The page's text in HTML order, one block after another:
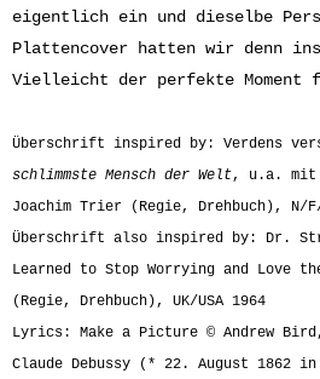
eigentlich ein und dieselbe
Plattencover hatten wir denn
Vielleicht der perfekte Moment
Überschrift inspired by: Verdens
schlimmste Mensch der Welt, u.a. mit
Joachim Trier (Regie, Drehbuch), N/
Überschrift also inspired by: Dr.
Learned to Stop Worrying and Love
(Regie, Drehbuch), UK/USA 1964
Lyrics: Make a Picture © Andrew
Claude Debussy (* 22. August 1862